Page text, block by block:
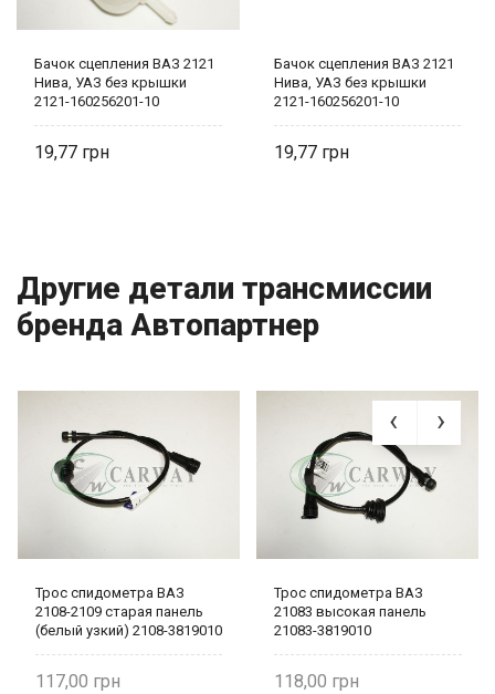
Бачок сцепления ВАЗ 2121
Нива, УАЗ без крышки
2121-160256201-10
19,77
Бачок сцепления ВАЗ 2121
Нива, УАЗ без крышки
2121-160256201-10
19,77
Другие детали трансмиссии
бренда Автопартнер
Трос спидометра ВАЗ
2108-2109 старая панель
(белый узкий) 2108-3819010
117,00
Трос спидометра ВАЗ
21083 высокая панель
21083-3819010
118,00